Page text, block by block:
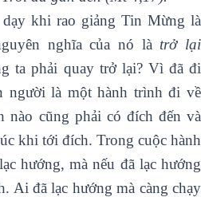
khi rao giảng Tin Mừng là
nghĩa của nó là trở lại
ta phải quay trở lại? Vì đã đi
người là một hành trình đi về
nào cũng phải có đích đến và
khi tới đích. Trong cuộc hành
hướng, mà nếu đã lạc hướng
Ai đã lạc hướng mà càng chạy